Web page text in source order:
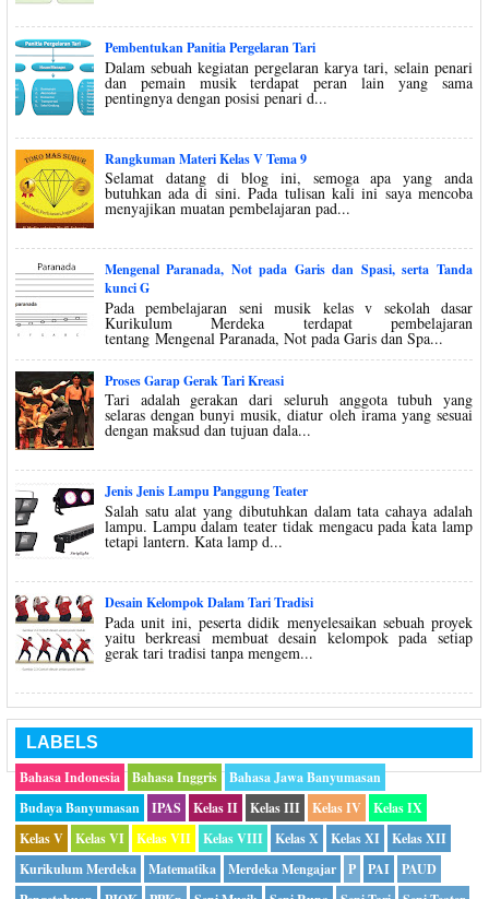
Pembentukan Panitia Pergelaran Tari
Dalam sebuah kegiatan pergelaran karya tari, selain penari
dan pemain musik terdapat peran lain yang sama
pentingnya dengan posisi penari d...
Rangkuman Materi Kelas V Tema 9
Selamat datang di blog ini, semoga apa yang anda
butuhkan ada di sini. Pada tulisan kali ini saya mencoba
menyajikan muatan pembelajaran pad...
Mengenal Paranada, Not pada Garis dan Spasi, serta Tanda
kunci G
Pada pembelajaran seni musik kelas v sekolah dasar
Kurikulum Merdeka terdapat pembelajaran
tentang Mengenal Paranada, Not pada Garis dan Spa...
Proses Garap Gerak Tari Kreasi
Tari adalah gerakan dari seluruh anggota tubuh yang
selaras dengan bunyi musik, diatur oleh irama yang sesuai
dengan maksud dan tujuan dala...
Jenis Jenis Lampu Panggung Teater
Salah satu alat yang dibutuhkan dalam tata cahaya adalah
lampu. Lampu dalam teater tidak mengacu pada kata lamp
tetapi lantern. Kata lamp d...
Desain Kelompok Dalam Tari Tradisi
Pada unit ini, peserta didik menyelesaikan sebuah proyek
yaitu berkreasi membuat desain kelompok pada setiap
gerak tari tradisi tanpa mengem...
LABELS
Bahasa Indonesia
Bahasa Inggris
Bahasa Jawa Banyumasan
Budaya Banyumasan
IPAS Kelas II Kelas III Kelas IV
Kelas IX
Kelas V
Kelas VI Kelas VII Kelas VIII Kelas X Kelas XI
Kelas XII
Kurikulum Merdeka
Matematika Merdeka Mengajar P PAI
PAUD